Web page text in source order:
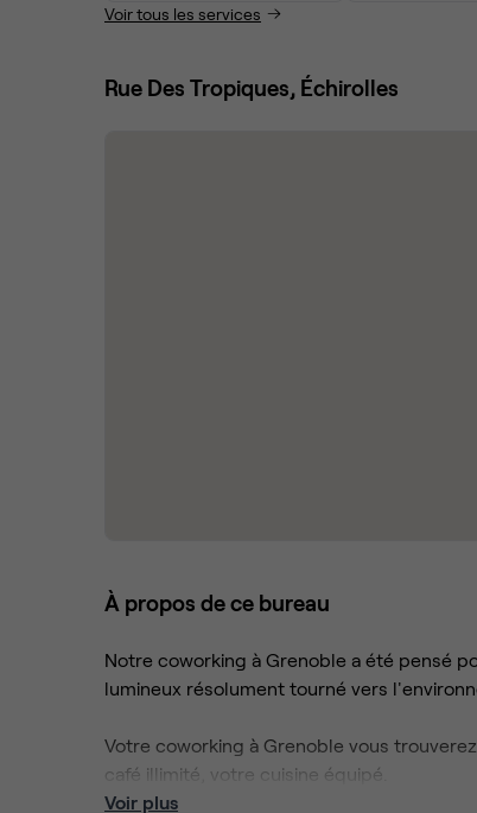
Voir tous les services
Rue Des Tropiques, Échirolles
À propos de ce bureau
Notre coworking à Grenoble a été pensé
lumineux résolument tourné vers
Votre coworking à Grenoble vous
café illimité, votre cuisine équipé.
Voir plus